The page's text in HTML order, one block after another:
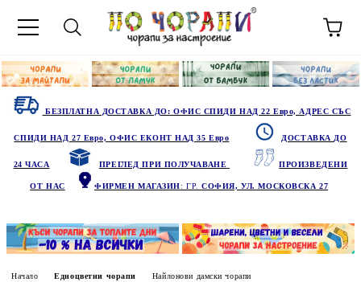
БЕЗПЛАТНА ДОСТАВКА ДО: ОФИС СПИДИ НАД 22 Евро, АДРЕС СЪС
СПИДИ НАД 27 Евро, ОФИС ЕКОНТ НАД 35 Евро ДОСТАВКА ДО
24 ЧАСА ПРЕГЛЕД ПРИ ПОЛУЧАВАНЕ ПРОИЗВЕДЕНИ
ОТ НАС ФИРМЕН МАГАЗИН: ГР.СОФИЯ, УЛ. МОСКОВСКА 27
Начало Едноцветни чорапи Найлонови дамски чорапи